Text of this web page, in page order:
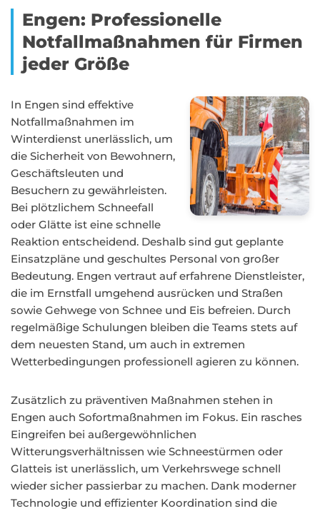
Engen: Professionelle
Notfallmaßnahmen für Firmen
jeder Größe
In Engen sind effektive
Notfallmaßnahmen im
Winterdienst unerlässlich, um
die Sicherheit von Bewohnern,
Geschäftsleuten und
Besuchern zu gewährleisten.
Bei plötzlichem Schneefall
oder Glätte ist eine schnelle
Reaktion entscheidend. Deshalb sind gut geplante
Einsatzpläne und geschultes Personal von großer
Bedeutung. Engen vertraut auf erfahrene Dienstleister,
die im Ernstfall umgehend ausrücken und Straßen
sowie Gehwege von Schnee und Eis befreien. Durch
regelmäßige Schulungen bleiben die Teams stets auf
dem neuesten Stand, um auch in extremen
Wetterbedingungen professionell agieren zu können.
Zusätzlich zu präventiven Maßnahmen stehen in
Engen auch Sofortmaßnahmen im Fokus. Ein rasches
Eingreifen bei außergewöhnlichen
Witterungsverhältnissen wie Schneestürmen oder
Glatteis ist unerlässlich, um Verkehrswege schnell
wieder sicher passierbar zu machen. Dank moderner
Technologie und effizienter Koordination sind die